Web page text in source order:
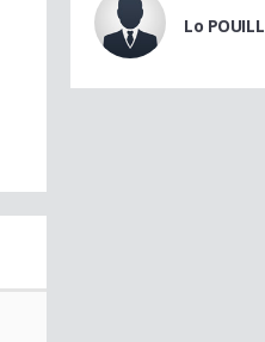
Lo POUILL